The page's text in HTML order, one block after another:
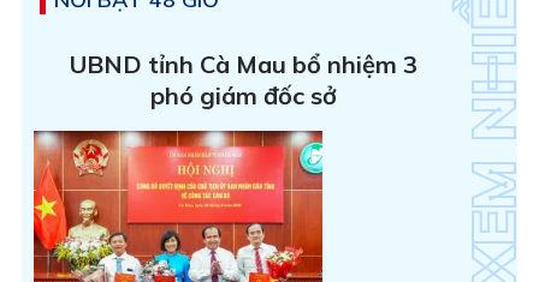
UBND tỉnh Cà Mau bổ nhiệm 3
phó giám đốc sở